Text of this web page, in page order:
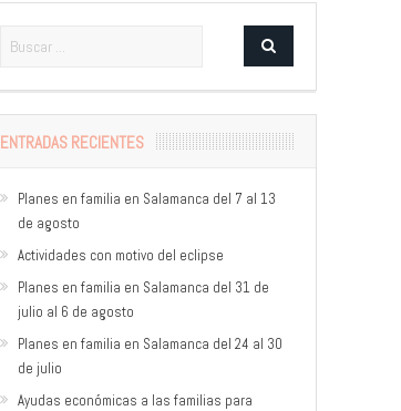
ENTRADAS RECIENTES
Planes en familia en Salamanca del 7 al 13
de agosto
Actividades con motivo del eclipse
Planes en familia en Salamanca del 31 de
julio al 6 de agosto
Planes en familia en Salamanca del 24 al 30
de julio
Ayudas económicas a las familias para